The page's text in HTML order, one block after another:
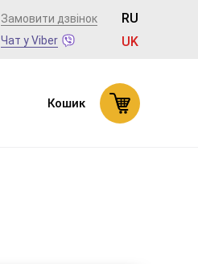
Замовити дзвінок
Чат у Viber
RU
UK
Кошик